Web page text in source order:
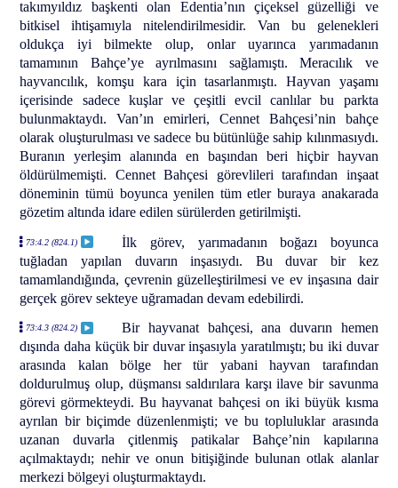
takımyıldız başkenti olan Edentia’nın çiçeksel güzelliği ve
bitkisel ihtişamıyla nitelendirilmesidir. Van bu gelenekleri
oldukça iyi bilmekte olup, onlar uyarınca yarımadanın
tamamının Bahçe’ye ayrılmasını sağlamıştı. Meracılık ve
hayvancılık, komşu kara için tasarlanmıştı. Hayvan yaşamı
içerisinde sadece kuşlar ve çeşitli evcil canlılar bu parkta
bulunmaktaydı. Van’ın emirleri, Cennet Bahçesi’nin bahçe
olarak oluşturulması ve sadece bu bütünlüğe sahip kılınmasıydı.
Buranın yerleşim alanında en başından beri hiçbir hayvan
öldürülmemişti. Cennet Bahçesi görevlileri tarafından inşaat
döneminin tümü boyunca yenilen tüm etler buraya anakarada
gözetim altında idare edilen sürülerden getirilmişti.
73:4.2 (824.1)
İlk görev, yarımadanın boğazı boyunca
tuğladan yapılan duvarın inşasıydı. Bu duvar bir kez
tamamlandığında, çevrenin güzelleştirilmesi ve ev inşasına dair
gerçek görev sekteye uğramadan devam edebilirdi.
73:4.3 (824.2)
Bir hayvanat bahçesi, ana duvarın hemen
dışında daha küçük bir duvar inşasıyla yaratılmıştı; bu iki duvar
arasında kalan bölge her tür yabani hayvan tarafından
doldurulmuş olup, düşmansı saldırılara karşı ilave bir savunma
görevi görmekteydi. Bu hayvanat bahçesi on iki büyük kısma
ayrılan bir biçimde düzenlenmişti; ve bu topluluklar arasında
uzanan duvarla çitlenmiş patikalar Bahçe’nin kapılarına
açılmaktaydı; nehir ve onun bitişiğinde bulunan otlak alanlar
merkezi bölgeyi oluşturmaktaydı.